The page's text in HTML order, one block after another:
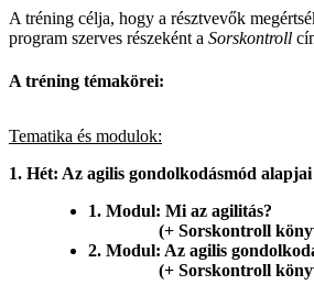
A tréning célja, hogy a résztvevők
program szerves részeként a Sorskontroll
A tréning témakörei:
Tematika és modulok:
1. Hét: Az agilis gondolkodásmód alapjai
1. Modul: Mi az agilitás?
(+ Sorskontroll
2. Modul: Az agilis
(+ Sorskontroll